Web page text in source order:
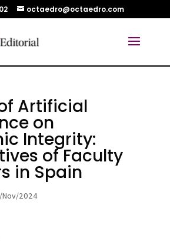
octaedro@octaedro.com
Artificial
on
Integrity:
of Faculty
in Spain
Nov/2024